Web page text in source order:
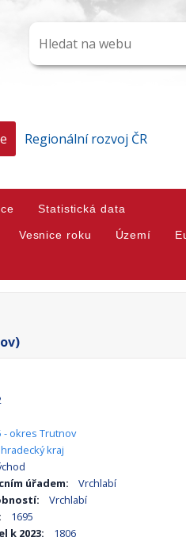
Regionální rozvoj ČR
Statistická data
Vesnice roku Území
- okres Trutnov
kraj
úřadem:
Vrchlabí
Vrchlabí
1695
k 2023:
1806